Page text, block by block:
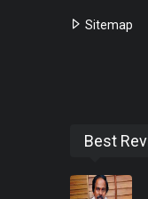
Sitemap
Best